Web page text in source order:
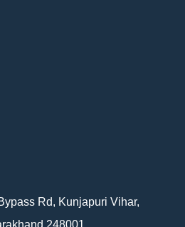
Rd, Kunjapuri Vihar,
248001